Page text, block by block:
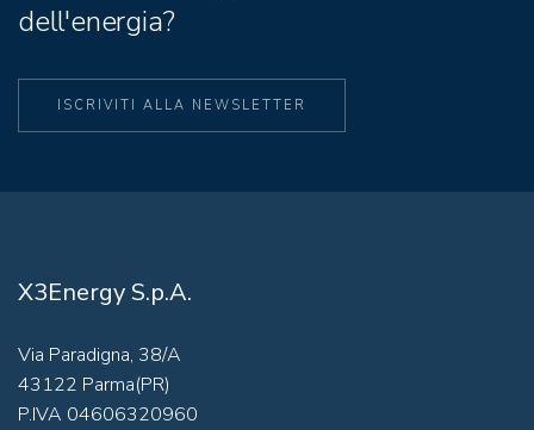
dell'energia?
ISCRIVITI ALLA NEWSLETTER
X3Energy S.p.A.
Via Paradigna, 38/A
43122 Parma(PR)
P.IVA 04606320960